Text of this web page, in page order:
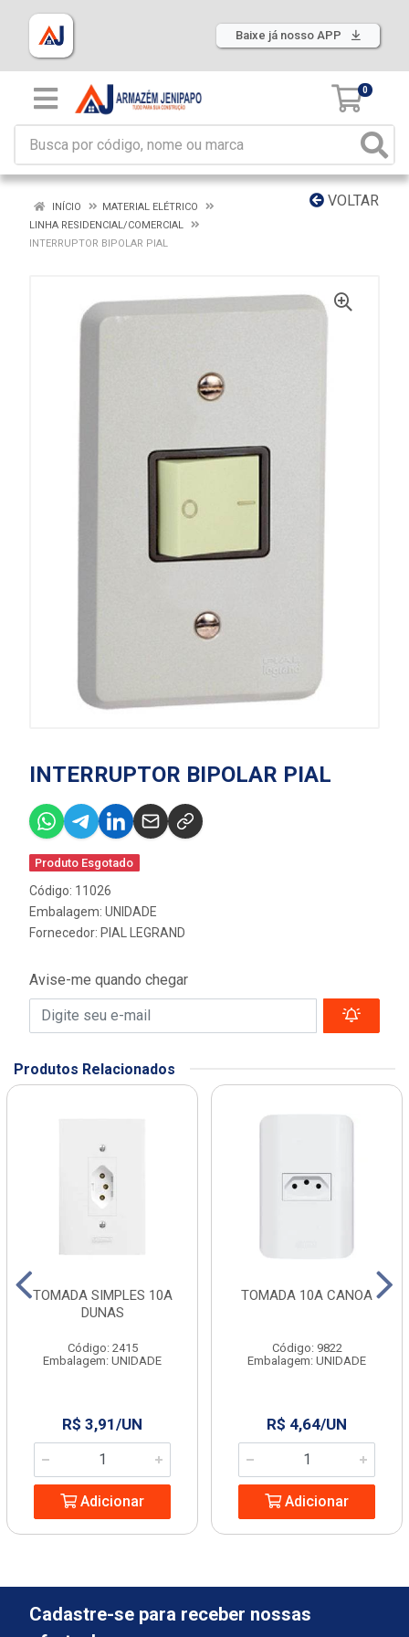
Baixe já nosso APP
0
VOLTAR
INÍCIO
MATERIAL ELÉTRICO
LINHA RESIDENCIAL/COMERCIAL
INTERRUPTOR BIPOLAR PIAL
INTERRUPTOR BIPOLAR PIAL
Produto Esgotado
Código: 11026
Embalagem: UNIDADE
Fornecedor: PIAL LEGRAND
Avise-me quando chegar
Produtos Relacionados
TOMADA SIMPLES 10A
DUNAS
Código: 2415
Embalagem: UNIDADE
R$ 3,91/UN
Adicionar
TOMADA 10A CANOA
Código: 9822
Embalagem: UNIDADE
R$ 4,64/UN
Adicionar
Cadastre-se para receber nossas